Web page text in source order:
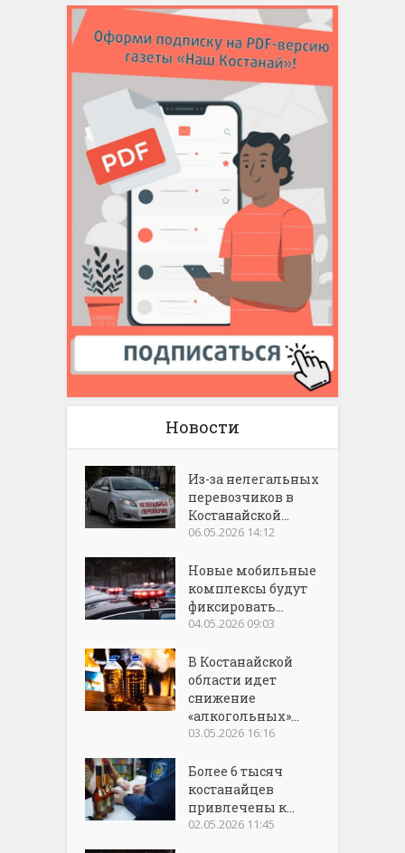
Новости
Из-за нелегальных
перевозчиков в
Костанайской...
06.05.2026 14:12
Новые мобильные
комплексы будут
фиксировать...
04.05.2026 09:03
В Костанайской
области идет
снижение
«алкогольных»...
03.05.2026 16:16
Более 6 тысяч
костанайцев
привлечены к...
02.05.2026 11:45